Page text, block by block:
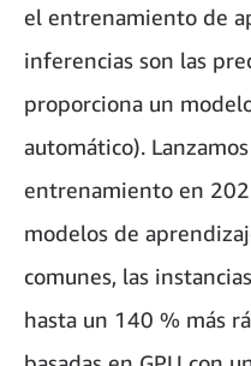
el entrenamiento de
inferencias son las
proporciona un
automático).
entrenamiento en
modelos de
comunes, las
hasta un 140 % más